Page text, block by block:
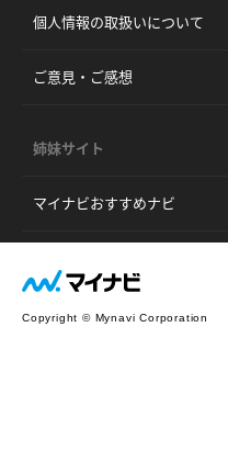
個人情報の取扱いについて
ご意見・ご感想
姉妹サイト
マイナビおすすめナビ
Copyright © Mynavi Corporation